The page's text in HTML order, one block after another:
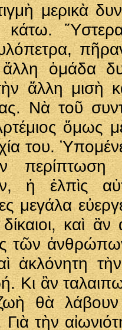
μερικὰ
κάτω.
ὁμάδα
ἄλλη μισὴ
Νὰ τοῦ
ὅμως
του.
ἡ ἐλπὶς
μεγάλα
καὶ
τῶν ἀνθρώπων
ἀκλόνητη
Κι ἂν
θὰ λάβουν
Γιὰ τὴν